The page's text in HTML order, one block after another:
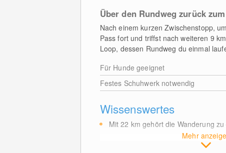
Über den Rundweg zurück
Nach einem kurzen Zwischenstopp,
Pass fort und triffst nach weiteren 9
Loop, dessen Rundweg du einmal
Für Hunde geeignet
Festes Schuhwerk notwendig
Wissenswertes
Mehr
Mit 22 km gehört die Wanderung